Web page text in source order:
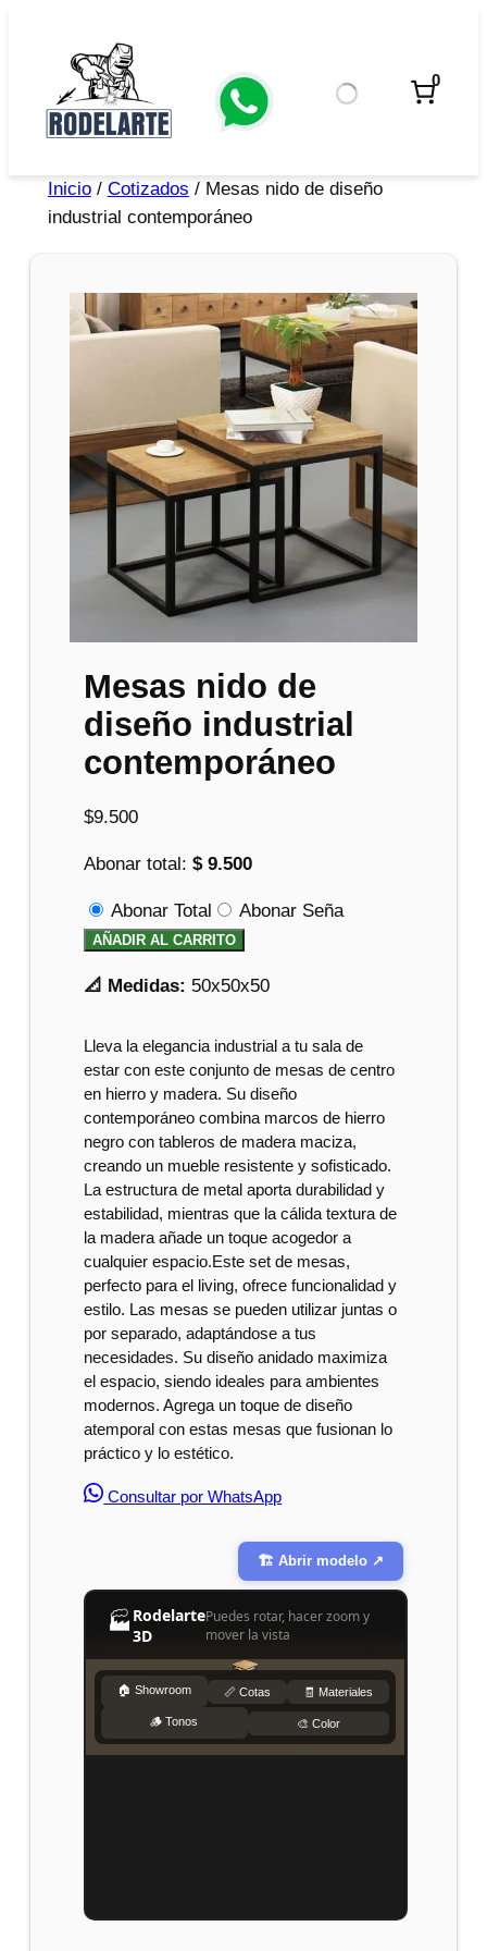
0
Inicio/ Cotizados / Mesas nido de diseño
industrial contemporáneo
Mesas nido de
diseño industrial
contemporáneo
$9.500
Abonar total:$ 9.500
Abonar Total Abonar Seña
AÑADIR AL CARRITO
📐 Medidas: 50x50x50
Lleva la elegancia industrial a tu sala de
estar con este conjunto de mesas de centro
en hierro y madera. Su diseño
contemporáneo combina marcos de hierro
negro con tableros de madera maciza,
creando un mueble resistente y sofisticado.
La estructura de metal aporta durabilidad y
estabilidad, mientras que la cálida textura de
la madera añade un toque acogedor a
cualquier espacio.Este set de mesas,
perfecto para el living, ofrece funcionalidad y
estilo. Las mesas se pueden utilizar juntas o
por separado, adaptándose a tus
necesidades. Su diseño anidado maximiza
el espacio, siendo ideales para ambientes
modernos. Agrega un toque de diseño
atemporal con estas mesas que fusionan lo
práctico y lo estético.
Consultar por WhatsApp
🏗️ Abrir modelo ↗